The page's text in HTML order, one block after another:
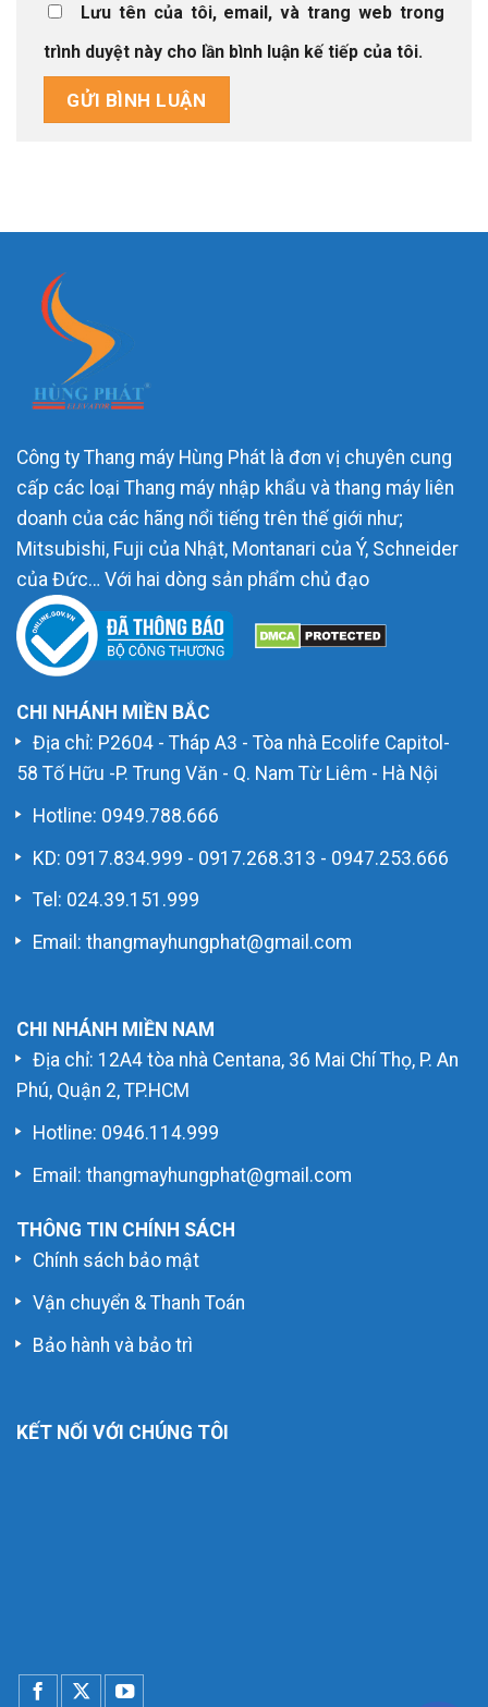
Lưu tên của tôi, email, và trang web trong
trình duyệt này cho lần bình luận kế tiếp của tôi.
Công ty Thang máy Hùng Phát là đơn vị chuyên cung
cấp các loại Thang máy nhập khẩu và thang máy liên
doanh của các hãng nổi tiếng trên thế giới như;
Mitsubishi, Fuji của Nhật, Montanari của Ý, Schneider
của Đức… Với hai dòng sản phẩm chủ đạo
CHI NHÁNH MIỀN BẮC
Địa chỉ: P2604 - Tháp A3 - Tòa nhà Ecolife Capitol-
58 Tố Hữu -P. Trung Văn - Q. Nam Từ Liêm - Hà Nội
Hotline: 0949.788.666
KD: 0917.834.999 - 0917.268.313 - 0947.253.666
Tel: 024.39.151.999
Email: thangmayhungphat@gmail.com
CHI NHÁNH MIỀN NAM
Địa chỉ: 12A4 tòa nhà Centana, 36 Mai Chí Thọ, P. An
Phú, Quận 2, TP.HCM
Hotline: 0946.114.999
Email: thangmayhungphat@gmail.com
THÔNG TIN CHÍNH SÁCH
Chính sách bảo mật
Vận chuyển & Thanh Toán
Bảo hành và bảo trì
KẾT NỐI VỚI CHÚNG TÔI